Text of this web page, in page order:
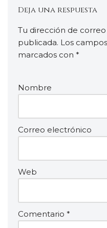
Deja una respuesta
Tu dirección de
publicada. Los
marcados con *
Nombre
Correo electrónico
Web
Comentario *